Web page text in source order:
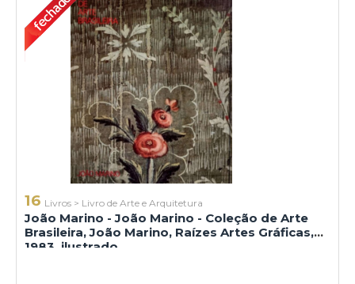
16 Livros > Livro de Arte e Arquitetura
João Marino - João Marino - Coleção de Arte
Brasileira, João Marino, Raízes Artes Gráficas,
1983, ilustrado